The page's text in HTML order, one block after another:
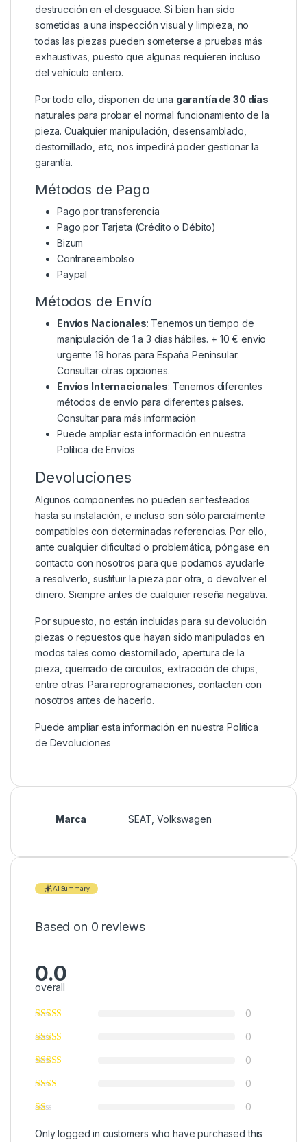
destrucción en el desguace. Si bien han sido
sometidas a una inspección visual y limpieza, no
todas las piezas pueden someterse a pruebas más
exhaustivas, puesto que algunas requieren incluso
del vehículo entero.
Por todo ello, disponen de una garantía de 30 días
naturales para probar el normal funcionamiento de la
pieza. Cualquier manipulación, desensamblado,
destornillado, etc, nos impedirá poder gestionar la
garantía.
Métodos de Pago
Pago por transferencia
Pago por Tarjeta (Crédito o Débito)
Bizum
Contrareembolso
Paypal
Métodos de Envío
Envíos Nacionales: Tenemos un tiempo de
manipulación de 1 a 3 días hábiles. + 10 € envio
urgente 19 horas para España Peninsular.
Consultar otras opciones.
Envíos Internacionales: Tenemos diferentes
métodos de envío para diferentes países.
Consultar para más información
Puede ampliar esta información en nuestra
Política de Envíos
Devoluciones
Algunos componentes no pueden ser testeados
hasta su instalación, e incluso son sólo parcialmente
compatibles con determinadas referencias. Por ello,
ante cualquier dificultad o problemática, póngase en
contacto con nosotros para que podamos ayudarle
a resolverlo, sustituir la pieza por otra, o devolver el
dinero. Siempre antes de cualquier reseña negativa.
Por supuesto, no están incluidas para su devolución
piezas o repuestos que hayan sido manipulados en
modos tales como destornillado, apertura de la
pieza, quemado de circuitos, extracción de chips,
entre otras. Para reprogramaciones, contacten con
nosotros antes de hacerlo.
Puede ampliar esta información en nuestraPolítica
de Devoluciones
Marca SEAT ,Volkswagen
AI Summary
Based on 0 reviews
0.0
overall
0
0
0
0
0
Only logged in customers who have purchased this